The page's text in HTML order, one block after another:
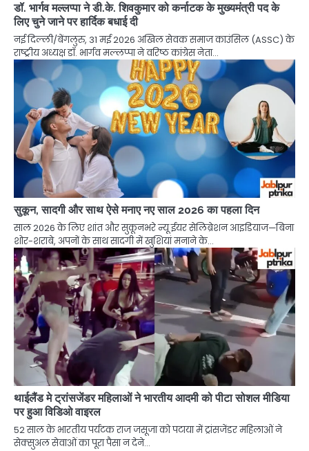
डॉ. भार्गव मल्लप्पा ने डी.के. शिवकुमार को कर्नाटक के मुख्यमंत्री पद के
लिए चुने जाने पर हार्दिक बधाई दी
नई दिल्ली/बेंगलुरु, 31 मई 2026 अखिल सेवक समाज काउंसिल (ASSC) के
राष्ट्रीय अध्यक्ष डॉ. भार्गव मल्लप्पा ने वरिष्ठ कांग्रेस नेता…
सुकून, सादगी और साथ ऐसे मनाए नए साल 2026 का पहला दिन
साल 2026 के लिए शांत और सुकूनभरे न्यू ईयर सेलिब्रेशन आइडियाज—बिना
शोर-शराबे, अपनों के साथ सादगी में खुशियां मनाने के…
थाईलैंड मे ट्रांसजेंडर महिलाओं ने भारतीय आदमी को पीटा सोशल मीडिया
पर हुआ विडिओ वाइरल
52 साल के भारतीय पर्यटक राज जसूजा को पटाया में ट्रांसजेंडर महिलाओं ने
सेक्सुअल सेवाओं का पूरा पैसा न देने…